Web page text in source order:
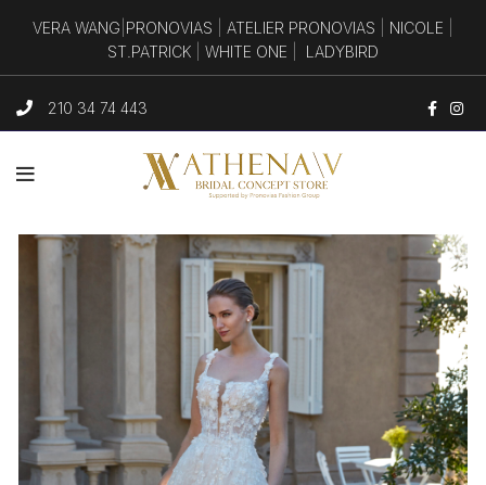
210 34 74 443
VERA WANG PRONOVIAS ATELIER PRONOVIAS NICOLE
ST.PATRICK
WHITE ONE LADYBIRD